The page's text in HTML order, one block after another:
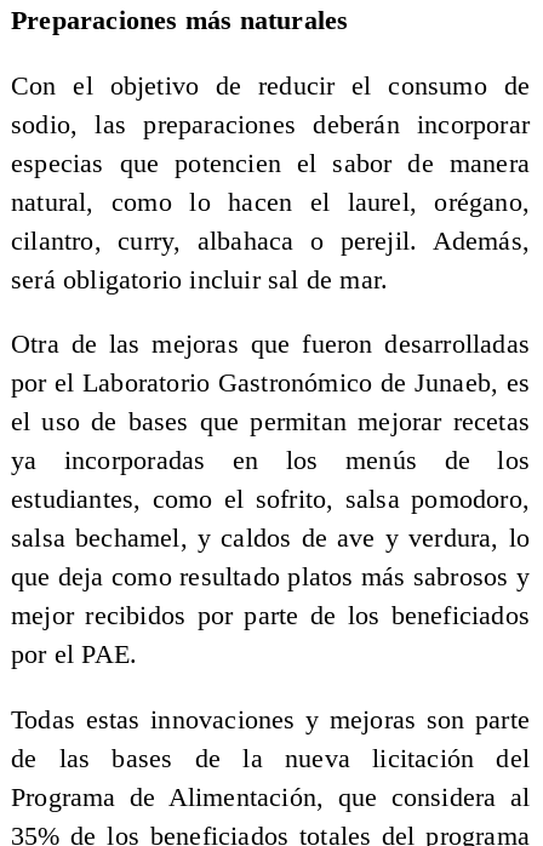
Preparaciones más naturales
Con el objetivo de reducir el consumo de
sodio, las preparaciones deberán incorporar
especias que potencien el sabor de manera
natural, como lo hacen el laurel, orégano,
cilantro, curry, albahaca o perejil. Además,
será obligatorio incluir sal de mar.
Otra de las mejoras que fueron desarrolladas
por el Laboratorio Gastronómico de Junaeb, es
el uso de bases que permitan mejorar recetas
ya incorporadas en los menús de los
estudiantes, como el sofrito, salsa pomodoro,
salsa bechamel, y caldos de ave y verdura, lo
que deja como resultado platos más sabrosos y
mejor recibidos por parte de los beneficiados
por el PAE.
Todas estas innovaciones y mejoras son parte
de las bases de la nueva licitación del
Programa de Alimentación, que considera al
35% de los beneficiados totales del programa